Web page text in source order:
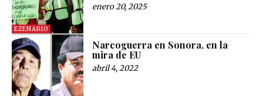
EZENARIO
enero 20, 2025
Narcoguerra en Sonora, en la
mira de EU
abril 4, 2022